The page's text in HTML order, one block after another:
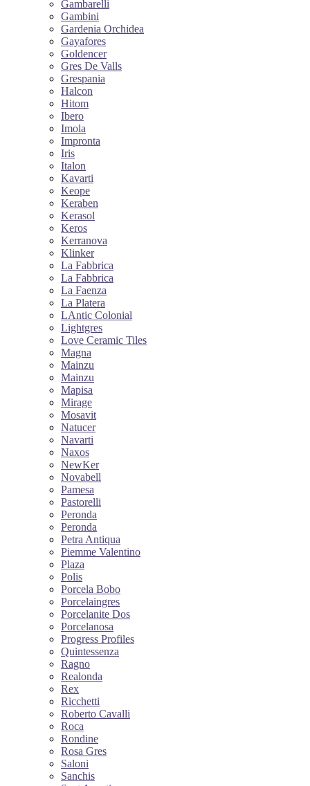
Gambarelli
Gambini
Gardenia Orchidea
Gayafores
Goldencer
Gres De Valls
Grespania
Halcon
Hitom
Ibero
Imola
Impronta
Iris
Italon
Kavarti
Keope
Keraben
Kerasol
Keros
Kerranova
Klinker
La Fabbrica
La Fabbrica
La Faenza
La Platera
LAntic Colonial
Lightgres
Love Ceramic Tiles
Magna
Mainzu
Mainzu
Mapisa
Mirage
Mosavit
Natucer
Navarti
Naxos
NewKer
Novabell
Pamesa
Pastorelli
Peronda
Peronda
Petra Antiqua
Piemme Valentino
Plaza
Polis
Porcela Bobo
Porcelaingres
Porcelanite Dos
Porcelanosa
Progress Profiles
Quintessenza
Ragno
Realonda
Rex
Ricchetti
Roberto Cavalli
Roca
Rondine
Rosa Gres
Saloni
Sanchis